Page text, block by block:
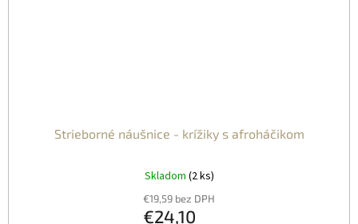
Strieborné náušnice - krížiky s afroháčikom
Skladom (2 ks)
€19,59 bez DPH
€24,10